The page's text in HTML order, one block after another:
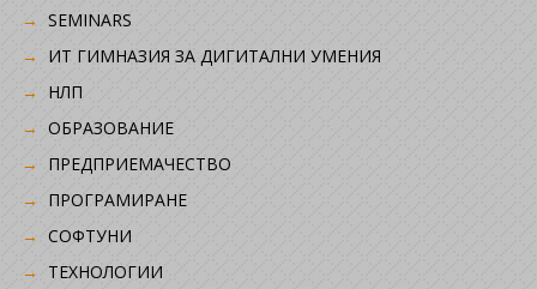
SEMINARS
ИТ ГИМНАЗИЯ ЗА ДИГИТАЛНИ УМЕНИЯ
НЛП
ОБРАЗОВАНИЕ
ПРЕДПРИЕМАЧЕСТВО
ПРОГРАМИРАНЕ
СОФТУНИ
ТЕХНОЛОГИИ